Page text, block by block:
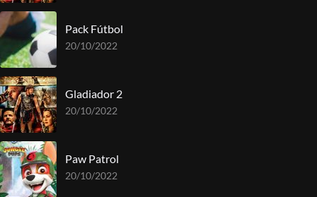
Pack Fútbol
20/10/2022
Gladiador 2
20/10/2022
Paw Patrol
20/10/2022